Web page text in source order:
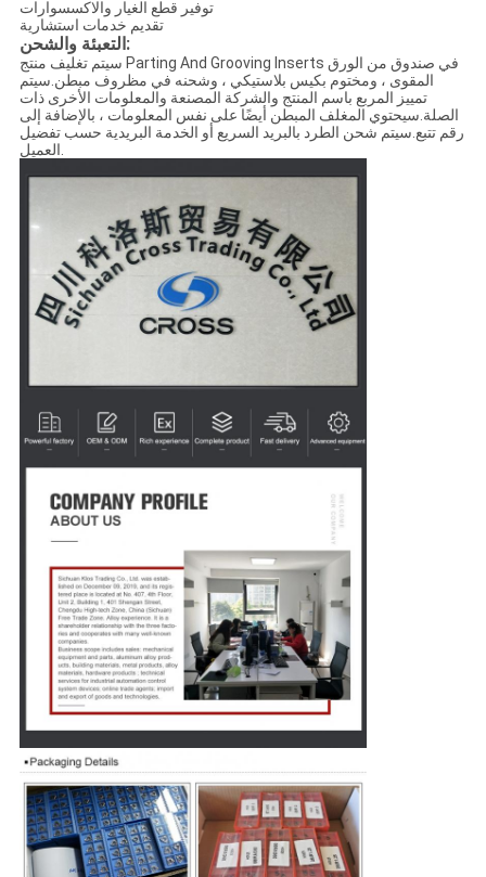
توفير قطع الغيار والاكسسوارات
تقديم خدمات استشارية
التعبئة والشحن:
سيتم تغليف منتج Parting And Grooving Inserts في صندوق من الورق
المقوى ، ومختوم بكيس بلاستيكي ، وشحنه في مظروف مبطن.سيتم
تمييز المربع باسم المنتج والشركة المصنعة والمعلومات الأخرى ذات
الصلة.سيحتوي المغلف المبطن أيضًا على نفس المعلومات ، بالإضافة إلى
رقم تتبع.سيتم شحن الطرد بالبريد السريع أو الخدمة البريدية حسب تفضيل
العميل.